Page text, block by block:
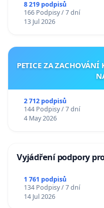
Charles University
8 219 podpisů
166 Podpisy / 7 dní
13 Jul 2026
PETICE ZA ZACHOVÁNÍ
2 712 podpisů
144 Podpisy / 7 dní
4 May 2026
Vyjádření podpory
1 761 podpisů
134 Podpisy / 7 dní
14 Jul 2026